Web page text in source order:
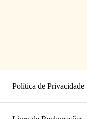
Política de Privacidade